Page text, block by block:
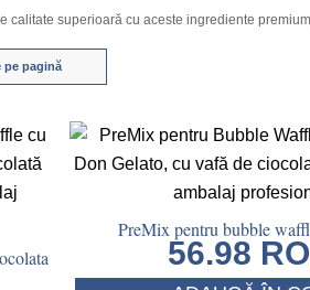
calitate superioară cu aceste ingrediente
pe pagină
PreMix pentru bubble
56.98